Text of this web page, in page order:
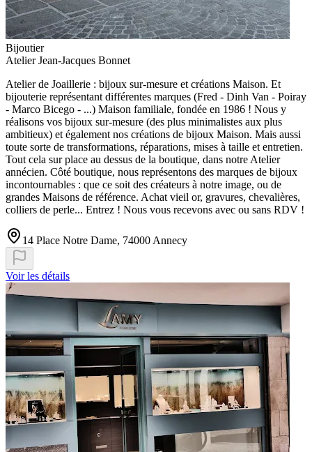
Bijoutier
Atelier Jean-Jacques Bonnet
Atelier de Joaillerie : bijoux sur-mesure et créations Maison. Et
bijouterie représentant différentes marques (Fred - Dinh Van - Poiray
- Marco Bicego - ...) Maison familiale, fondée en 1986 ! Nous y
réalisons vos bijoux sur-mesure (des plus minimalistes aux plus
ambitieux) et également nos créations de bijoux Maison. Mais aussi
toute sorte de transformations, réparations, mises à taille et entretien.
Tout cela sur place au dessus de la boutique, dans notre Atelier
annécien. Côté boutique, nous représentons des marques de bijoux
incontournables : que ce soit des créateurs à notre image, ou de
grandes Maisons de référence. Achat vieil or, gravures, chevalières,
colliers de perle... Entrez ! Nous vous recevons avec ou sans RDV !
14 Place Notre Dame, 74000 Annecy
Voir les détails